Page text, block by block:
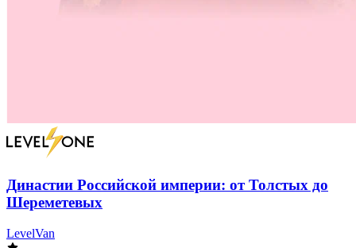
Династии Российской империи: от Толстых до
Шереметевых
LevelVan